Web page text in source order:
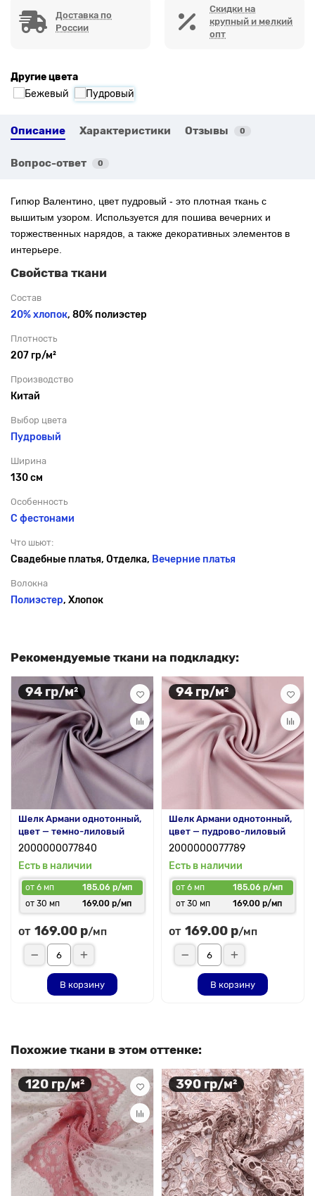
Доставка по
России
Скидки на
крупный и мелкий
опт
Другие цвета
Описание Характеристики Отзывы 0
Вопрос-ответ 0
Гипюр Валентино, цвет пудровый - это плотная ткань с
вышитым узором. Используется для пошива вечерних и
торжественных нарядов, а также декоративных элементов в
интерьере.
Свойства ткани
Состав
20% хлопок, 80% полиэстер
Плотность
207 гр/м²
Производство
Китай
Выбор цвета
Пудровый
Ширина
130 см
Особенность
С фестонами
Что шьют:
Свадебные платья, Отделка, Вечерние платья
Волокна
Полиэстер, Хлопок
Рекомендуемые ткани на подкладку:
94 гр/м²
Шелк Армани однотонный,
цвет — темно-лиловый
2000000077840
Есть в наличии
от 6 мп
185.06 р/мп
от 30 мп
169.00 р/мп
от 169.00 р/мп
В корзину
94 гр/м²
Шелк Армани однотонный,
цвет — пудрово-лиловый
2000000077789
Есть в наличии
от 6 мп
185.06 р/мп
от 30 мп
169.00 р/мп
от 169.00 р/мп
В корзину
Похожие ткани в этом оттенке:
120 гр/м² 390 гр/м²